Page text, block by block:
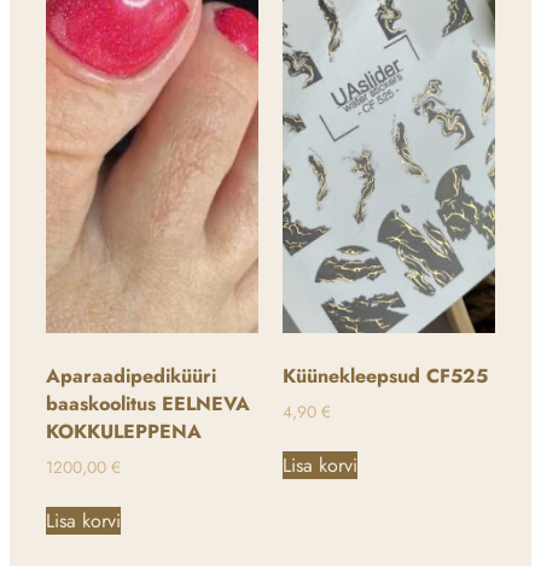
Aparaadipediküüri
baaskoolitus EELNEVA
KOKKULEPPENA
1200,00 €
Lisa korvi
Küünekleepsud CF525
4,90 €
Lisa korvi